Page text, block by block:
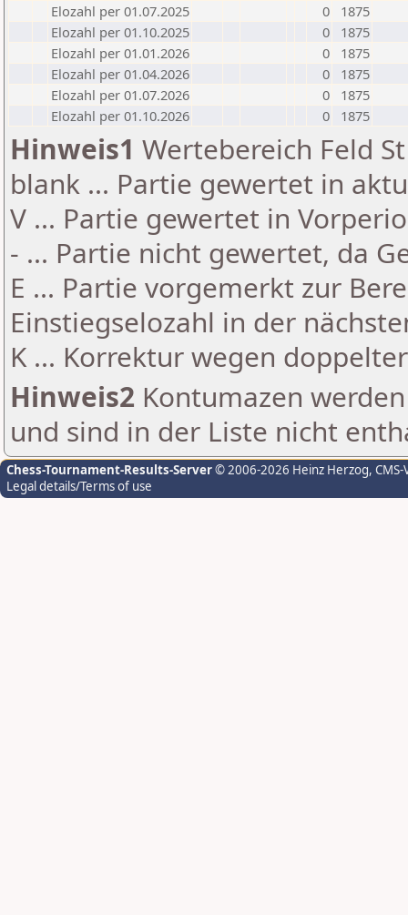
Elozahl per 01.07.2025
0
1875
Elozahl per 01.10.2025
0
1875
Elozahl per 01.01.2026
0
1875
Elozahl per 01.04.2026
0
1875
Elozahl per 01.07.2026
0
1875
Elozahl per 01.10.2026
0 1875
Hinweis1 Wertebereich Feld
blank ... Partie gewertet in
V ... Partie gewertet in
- ... Partie nicht gewertet, da
E ... Partie vorgemerkt zur
Einstiegselozahl in der
K ... Korrektur wegen
Hinweis2 Kontumazen
und sind in der Liste nicht
Chess-Tournament-Results-Server© 2006-2026 Heinz Herzog,
Legal details/Terms of use